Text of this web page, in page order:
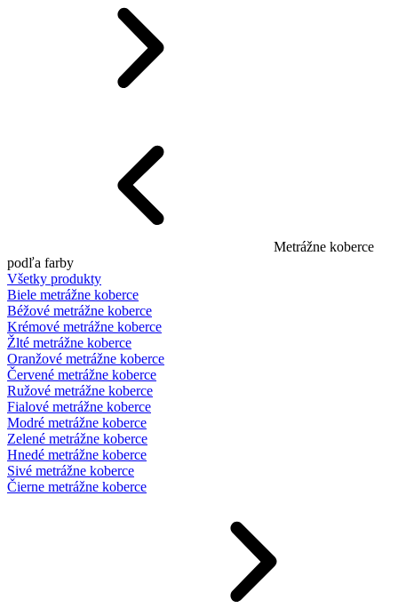
Metrážne koberce
podľa farby
Všetky produkty
Biele metrážne koberce
Béžové metrážne koberce
Krémové metrážne koberce
Žlté metrážne koberce
Oranžové metrážne koberce
Červené metrážne koberce
Ružové metrážne koberce
Fialové metrážne koberce
Modré metrážne koberce
Zelené metrážne koberce
Hnedé metrážne koberce
Sivé metrážne koberce
Čierne metrážne koberce